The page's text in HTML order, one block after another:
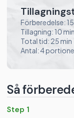
Så
Step 1
Förberedelse:
Tillagning: 10 min
Total tid: 25 min
Antal: 4